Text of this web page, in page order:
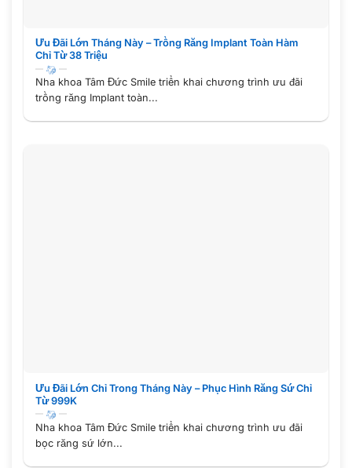
Ưu Đãi Lớn Tháng Này – Trồng Răng Implant Toàn Hàm
Chỉ Từ 38 Triệu
Nha khoa Tâm Đức Smile triển khai chương trình ưu đãi
trồng răng Implant toàn...
Ưu Đãi Lớn Chỉ Trong Tháng Này – Phục Hình Răng Sứ Chỉ
Từ 999K
Nha khoa Tâm Đức Smile triển khai chương trình ưu đãi
bọc răng sứ lớn...